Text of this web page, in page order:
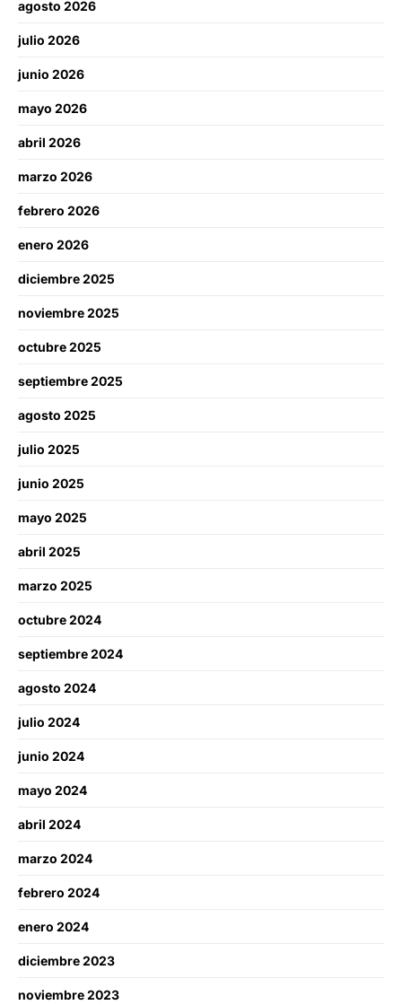
agosto 2026
julio 2026
junio 2026
mayo 2026
abril 2026
marzo 2026
febrero 2026
enero 2026
diciembre 2025
noviembre 2025
octubre 2025
septiembre 2025
agosto 2025
julio 2025
junio 2025
mayo 2025
abril 2025
marzo 2025
octubre 2024
septiembre 2024
agosto 2024
julio 2024
junio 2024
mayo 2024
abril 2024
marzo 2024
febrero 2024
enero 2024
diciembre 2023
noviembre 2023